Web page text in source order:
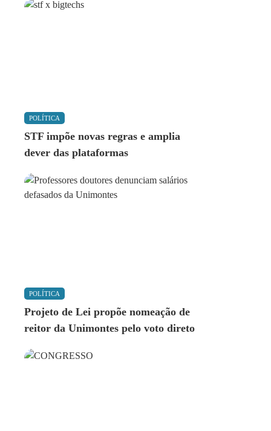
POLÍTICA
STF impõe novas regras e amplia
dever das plataformas
POLÍTICA
Projeto de Lei propõe nomeação de
reitor da Unimontes pelo voto direto